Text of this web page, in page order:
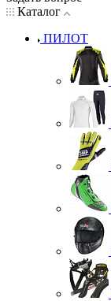
Каталог
ПИЛОТ